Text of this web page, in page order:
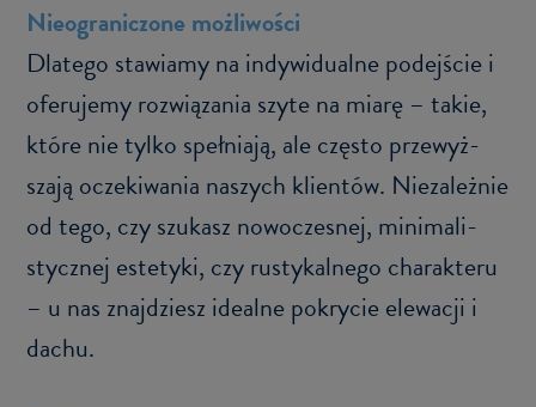
Nie­ogra­ni­czo­ne moż­li­wo­ści
Dla­te­go sta­wia­my na in­dy­wi­du­al­ne po­dej­ście i
ofe­ru­je­my roz­wią­za­nia szyte na miarę – takie,
które nie tylko speł­nia­ją, ale czę­sto prze­wyż­
sza­ją ocze­ki­wa­nia na­szych klien­tów. Nie­za­leż­nie
od tego, czy szu­kasz no­wo­cze­snej, mi­ni­ma­li­
stycz­nej es­te­ty­ki, czy ru­sty­kal­ne­go cha­rak­te­ru
– u nas znaj­dziesz ide­al­ne po­kry­cie ele­wa­cji i
dachu.